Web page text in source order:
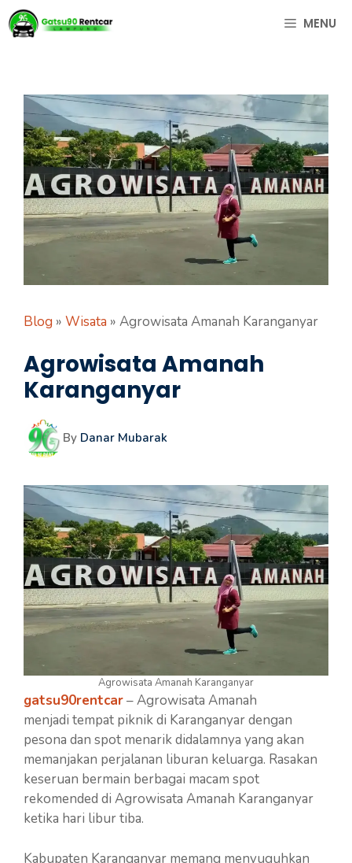
Langsung
ke
MENU
Blog » Wisata » Agrowisata Amanah Karanganyar
Agrowisata Amanah
Karanganyar
By Danar Mubarak
Agrowisata Amanah Karanganyar
gatsu90rentcar– Agrowisata Amanah
menjadi tempat piknik di Karanganyar dengan
pesona dan spot menarik didalamnya yang akan
memanjakan perjalanan liburan keluarga. Rasakan
keseruan bermain berbagai macam spot
rekomended di Agrowisata Amanah Karanganyar
ketika hari libur tiba.
Kabupaten Karanganyar memang menyuguhkan